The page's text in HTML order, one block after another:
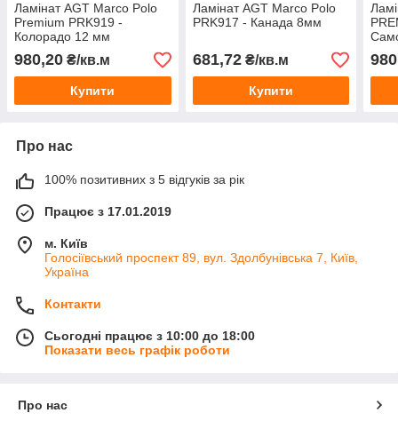
Ламінат AGT Marco Polo
Premium PRK919 -
Колорадо 12 мм
980,20 ₴/кв.м
Купити
Ламінат AGT Marco Polo
PRK917 - Канада 8мм
681,72₴/кв.м
Купити
Про нас
100% позитивних з 5 відгуків за рік
Працює з 17.01.2019
м. Київ
Голосіївський проспект 89, вул. Здолбунівська 7, Київ,
Україна
Контакти
Сьогодні працює з 10:00 до 18:00
Показати весь графік роботи
Про нас